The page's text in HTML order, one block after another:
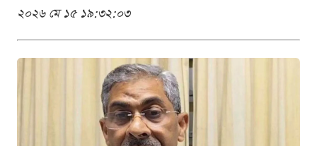
২০২৬ মে ১৫ ১৯:৩২:০৩